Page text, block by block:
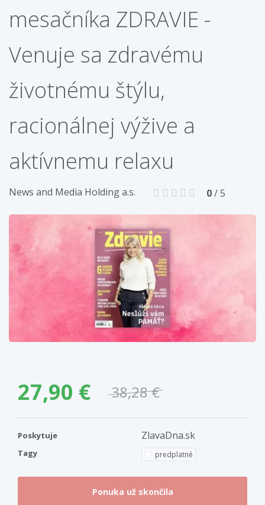
mesačníka ZDRAVIE -
Venuje sa zdravému
životnému štýlu,
racionálnej výžive a
aktívnemu relaxu
News and Media Holding a.s. 0/ 5
27,90 € 38,28 €
Poskytuje ZlavaDna.sk
Tagy predplatné